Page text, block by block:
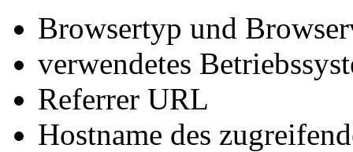
Browsertyp und
verwendetes
Referrer URL
Hostname des